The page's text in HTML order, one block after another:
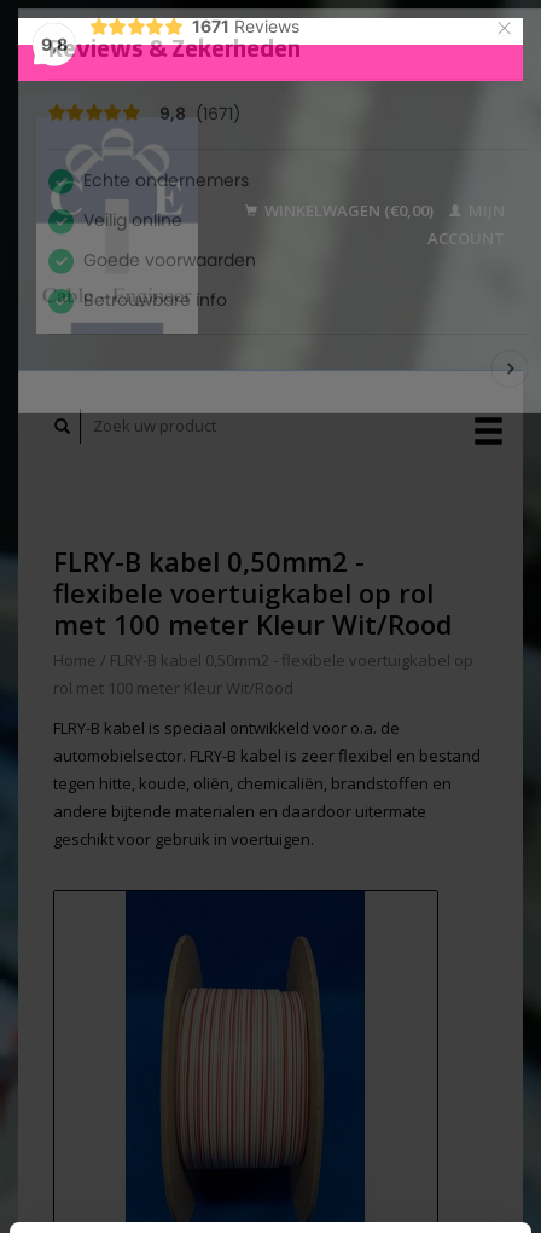
9,8
1671 Reviews ×
WINKELWAGEN (€0,00)
ACCOUNT
FLRY-B kabel 0,50mm2 -
flexibele voertuigkabel op rol
met 100 meter Kleur Wit/Rood
Home / FLRY-B kabel 0,50mm2 - flexibele voertuigkabel op
rol met 100 meter Kleur Wit/Rood
FLRY-B kabel is speciaal ontwikkeld voor o.a. de
automobielsector. FLRY-B kabel is zeer flexibel en bestand
tegen hitte, koude, oliën, chemicaliën, brandstoffen en
andere bijtende materialen en daardoor uitermate
geschikt voor gebruik in voertuigen.